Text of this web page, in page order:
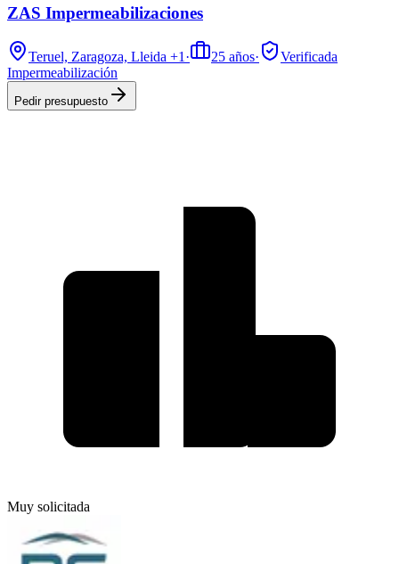
ZAS Impermeabilizaciones
Teruel, Zaragoza, Lleida +1 · 25 años·
Verificada
Impermeabilización
Pedir presupuesto
Muy solicitada